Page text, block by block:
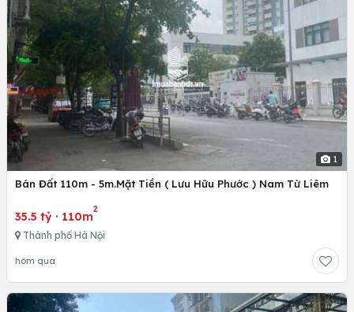
1
Bán Đất 110m - 5m.Mặt Tiền ( Lưu Hữu Phước ) Nam Từ Liêm
35.5 tỷ · 110m
2
Thành phố Hà Nội
hôm qua